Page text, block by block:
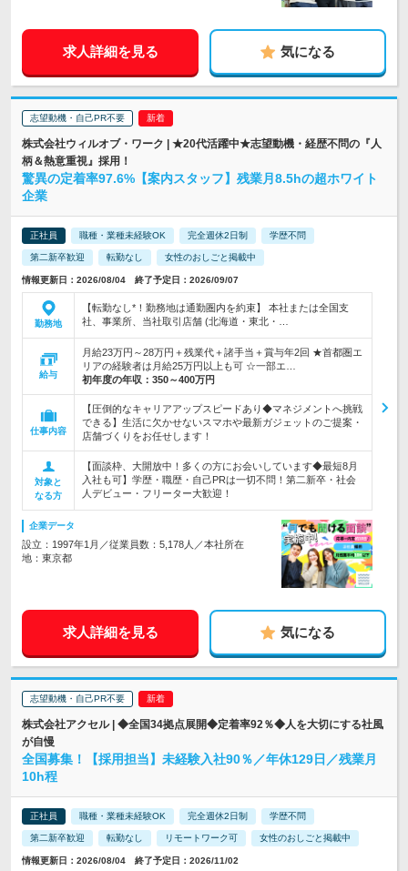
求人詳細を見る 気になる
志望動機・自己PR不要
株式会社ウィルオブ・ワーク | ★20代活躍中★志望動機・経歴不問の『人
柄＆熱意重視』採用！
驚異の定着率97.6%【案内スタッフ】残業月8.5hの超ホワイト
企業
正社員 職種・業種未経験OK 完全週休2日制 学歴不問
第二新卒歓迎 転勤なし 女性のおしごと掲載中
情報更新日：2026/08/04 終了予定日：2026/09/07
勤務地
【転勤なし*！勤務地は通勤圏内を約束】 本社または全国支
社、事業所、当社取引店舗 (北海道・東北・…
給与
月給23万円～28万円＋残業代＋諸手当＋賞与年2回 ★首都圏エ
リアの経験者は月給25万円以上も可 ☆一部エ…
初年度の年収： 350～400万円
仕事内容
【圧倒的なキャリアアップスピードあり◆マネジメントへ挑戦
できる】生活に欠かせないスマホや最新ガジェットのご提案・
店舗づくりをお任せします！
対象と
なる方
【面談枠、大開放中！多くの方にお会いしています◆最短8月
入社も可】学歴・職歴・自己PRは一切不問！第二新卒・社会
人デビュー・フリーター大歓迎！
企業データ
設立：1997年1月／従業員数：5,178人／本社所在
地：東京都
求人詳細を見る 気になる
志望動機・自己PR不要
株式会社アクセル | ◆全国34拠点展開◆定着率92％◆人を大切にする社風
が自慢
全国募集！【採用担当】未経験入社90％／年休129日／残業月
10h程
正社員 職種・業種未経験OK 完全週休2日制 学歴不問
第二新卒歓迎 転勤なし リモートワーク可 女性のおしごと掲載中
情報更新日：2026/08/04 終了予定日：2026/11/02